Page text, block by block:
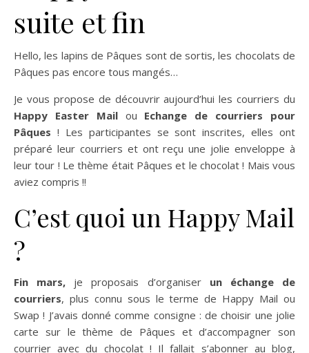
suite et fin
Hello, les lapins de Pâques sont de sortis, les chocolats de
Pâques pas encore tous mangés…
Je vous propose de découvrir aujourd’hui les courriers du
Happy Easter Mailou Echange de courriers pour
Pâques ! Les participantes se sont inscrites, elles ont
préparé leur courriers et ont reçu une jolie enveloppe à
leur tour ! Le thème était Pâques et le chocolat ! Mais vous
aviez compris !!
C’est quoi un Happy Mail
?
Fin mars, je proposais d’organiser un échange de
courriers, plus connu sous le terme de Happy Mail ou
Swap ! J’avais donné comme consigne : de choisir une jolie
carte sur le thème de Pâques et d’accompagner son
courrier avec du chocolat ! Il fallait s’abonner au blog,